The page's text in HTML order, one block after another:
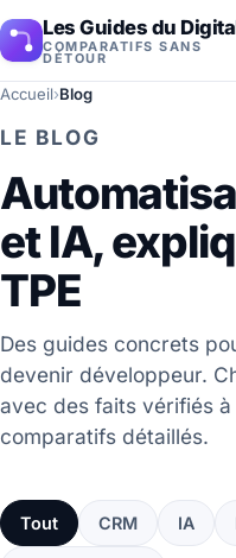
Les Guides du
COMPARATIFS SANS
DÉTOUR
Accueil›Blog
LE BLOG
et IA,
TPE
Des guides concrets
devenir développeur.
avec des faits vérifiés
comparatifs détaillés.
Tout CRM IA